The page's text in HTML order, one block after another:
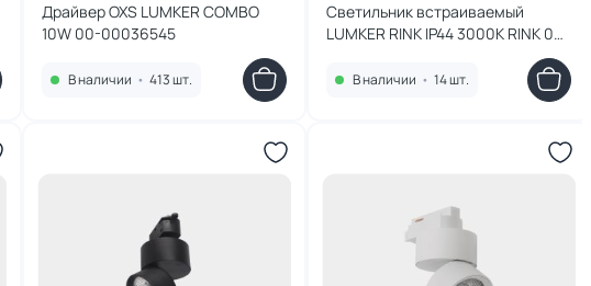
Драйвер OXS LUMKER COMBO
10W 00-00036545
В наличии • 413 шт.
Cветильник встраиваемый
LUMKER RINK IP44 3000K RINK 00-
В наличии • 14 шт.